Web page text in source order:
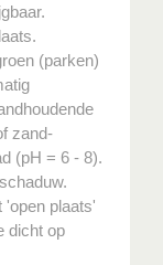
(parken)
zand-
(pH = 6 - 8).
'open plaats'
dicht op